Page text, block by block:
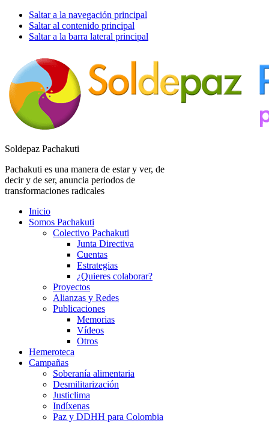
Saltar a la navegación principal
Saltar al contenido principal
Saltar a la barra lateral principal
Soldepaz Pachakuti
Pachakuti es una manera de estar y ver, de
decir y de ser, anuncia periodos de
transformaciones radicales
Inicio
Somos Pachakuti
Colectivo Pachakuti
Junta Directiva
Cuentas
Estrategias
¿Quieres colaborar?
Proyectos
Alianzas y Redes
Publicaciones
Memorias
Vídeos
Otros
Hemeroteca
Campañas
Soberanía alimentaria
Desmilitarización
Justiclima
Indíxenas
Paz y DDHH para Colombia